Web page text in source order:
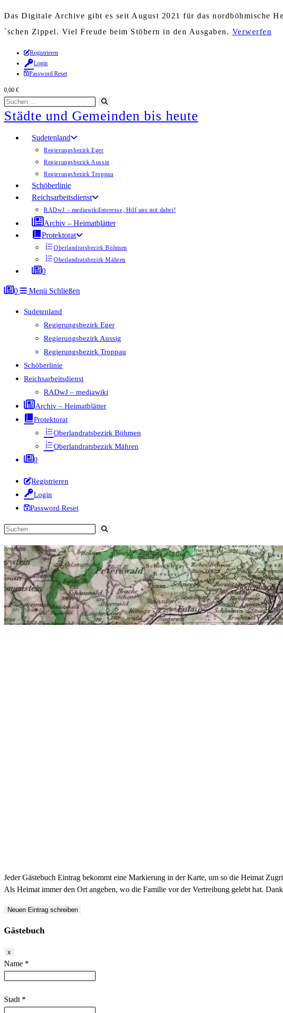
Das Digitale Archive gibt es seit August 2021 für das nordböhmische
`schen Zippel. Viel Freude beim Stöbern in den Ausgaben. Verwerfen
Zum
Inhalt
springen
Registrieren
Login
Password Reset
0,00 €
Diese
Website
durchsuchen
starten
Städte und Gemeinden bis heute
Sudetenland
Regierungsbezirk Eger
Regierungsbezirk Aussig
Regierungsbezirk Troppau
Schöberlinie
Reichsarbeitsdienst
RADwJ – mediawikiInteresse, Hilf uns mit dabei!
Archiv – Heimatblätter
Protektorat
Oberlandratsbezirk Böhmen
Oberlandratsbezirk Mähren
0
0 Menü Schließen
Sudetenland
Regierungsbezirk Eger
Regierungsbezirk Aussig
Regierungsbezirk Troppau
Schöberlinie
Reichsarbeitsdienst
RADwJ – mediawiki
Archiv – Heimatblätter
Protektorat
Oberlandratsbezirk Böhmen
Oberlandratsbezirk Mähren
0
Registrieren
Login
Password Reset
Diese
durchsuchen
Jeder Gästebuch Eintrag bekommt eine Markierung in der Karte, um so die Heimat
Als Heimat immer den Ort angeben, wo die Familie vor der Vertreibung gelebt hat.
Gästebuch
x
Formular
ausblenden
Name *
Stadt *